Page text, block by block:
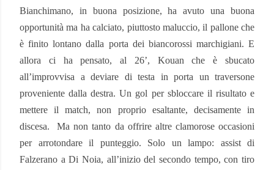
Bianchimano, in buona posizione, ha avuto una buona
opportunità ma ha calciato, piuttosto maluccio, il pallone che
è finito lontano dalla porta dei biancorossi marchigiani. E
allora ci ha pensato, al 26’, Kouan che è sbucato
all’improvvisa a deviare di testa in porta un traversone
proveniente dalla destra. Un gol per sbloccare il risultato e
mettere il match, non proprio esaltante, decisamente in
discesa.
Ma non tanto da offrire altre clamorose occasioni
per arrotondare il punteggio. Solo un lampo: assist di
Falzerano a Di Noia, all’inizio del secondo tempo, con tiro